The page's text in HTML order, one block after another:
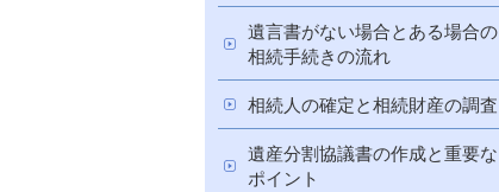
遺言書がない場合とある場合の
相続手続きの流れ
相続人の確定と相続財産の調査
遺産分割協議書の作成と重要な
ポイント